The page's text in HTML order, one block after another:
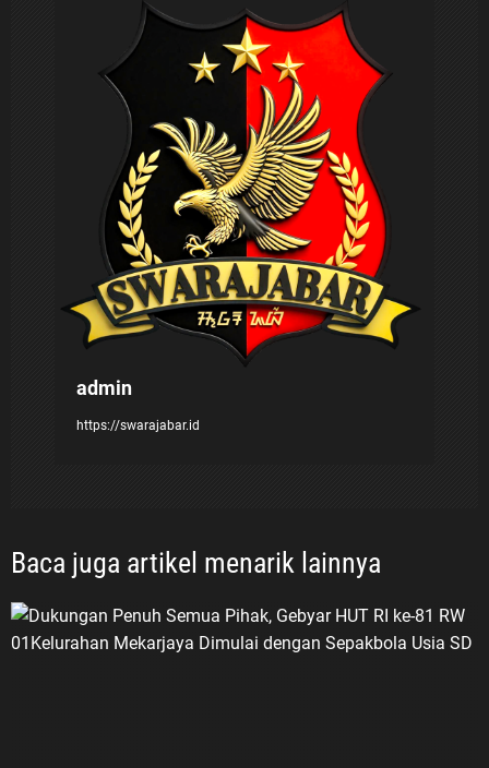
admin
https://swarajabar.id
Baca juga artikel menarik lainnya